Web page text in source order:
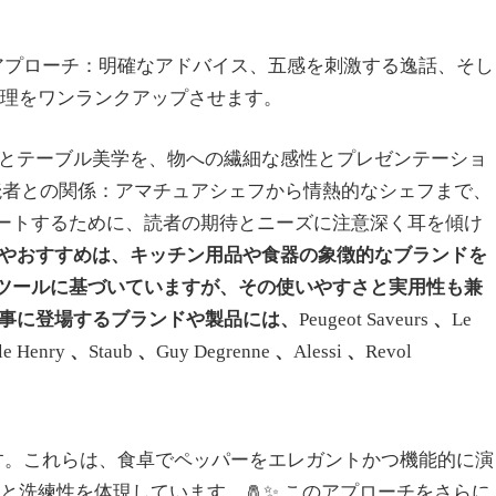
ローチ：明確なアドバイス、五感を刺激する逸話、そし
をワンランクアップさせます。
テーブル美学を、物への繊細な感性とプレゼンテーショ
との関係：アマチュアシェフから情熱的なシェフまで、
トするために、読者の期待とニーズに注意深く耳を傾け
おすすめは、キッチン用品や食器の象徴的なブランドを
ールに基づいていますが、その使いやすさと実用性も兼
に登場するブランドや製品には、 Peugeot Saveurs 、 Le
Henry 、 Staub 、 Guy Degrenne 、 Alessi 、 Revol
これらは、食卓でペッパーをエレガントかつ機能的に演